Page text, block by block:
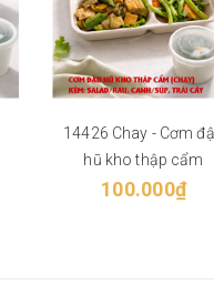
14426 Chay - Cơm
hũ kho thập cẩm
100.000₫